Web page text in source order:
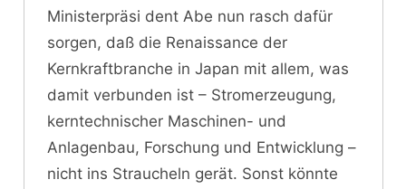
Ministerpräsi dent Abe nun rasch dafür
sorgen, daß die Renaissance der
Kernkraftbranche in Japan mit allem, was
damit verbunden ist – Stromerzeugung,
kerntechnischer Maschinen- und
Anlagenbau, Forschung und Entwicklung –
nicht ins Straucheln gerät. Sonst könnte